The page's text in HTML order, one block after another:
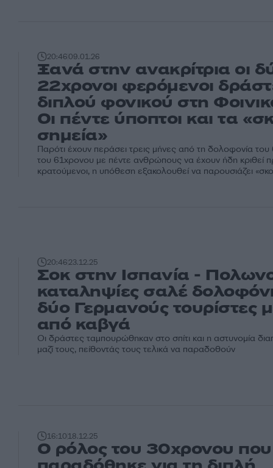
20:4609.01.26
Ξανά στην ανακρίτρια οι
22χρονοι φερόμενοι
διπλού φονικού στη
Οι πέντε ύποπτοι και τα
σημεία»
Παρότι έχουν περάσει τρεις μήνες από τη δολοφονία του
του 61χρονου με πέντε ανθρώπους να έχουν ήδη κριθεί
κρατούμενοι, η υπόθεση εξακολουθεί να παρουσιάζει
20:4623.12.25
Σοκ στην Ισπανία -
καταληψίες σαλέ
δύο Γερμανούς τουρίστες
από καβγά
Οι δράστες ταμπουρώθηκαν στο σπίτι και η αστυνομία
μαζί τους, πείθοντάς τους τελικά να παραδοθούν
16:1018.12.25
Ο ρόλος του 30χρονου που